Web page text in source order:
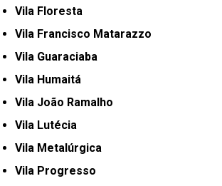
Vila Floresta
Vila Francisco Matarazzo
Vila Guaraciaba
Vila Humaitá
Vila João Ramalho
Vila Lutécia
Vila Metalúrgica
Vila Progresso